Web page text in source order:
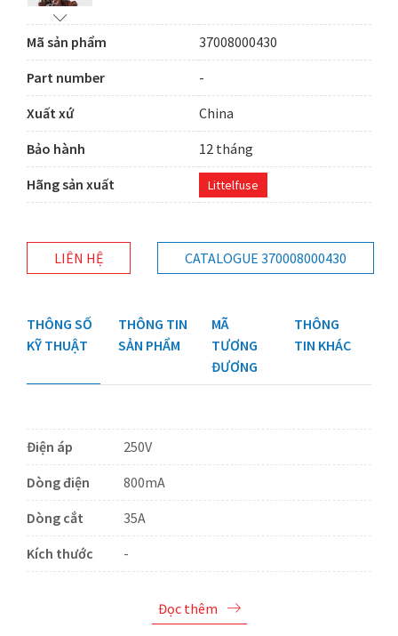
Mã sản phẩm
37008000430
Part number
-
Xuất xứ
China
Bảo hành
12 tháng
Hãng sản xuất
Littelfuse
LIÊN HỆ CATALOGUE 370008000430
THÔNG SỐ
KỸ THUẬT
THÔNG TIN
SẢN PHẨM
MÃ
TƯƠNG
ĐƯƠNG
THÔNG
TIN KHÁC
Điện áp
250V
Dòng điện
800mA
Dòng cắt
35A
Kích thước
-
Đọc thêm